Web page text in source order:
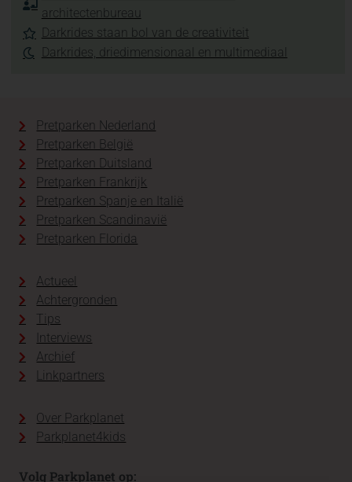
architectenbureau
Darkrides staan bol van de creativiteit
Darkrides, driedimensionaal en multimediaal
Pretparken Nederland
Pretparken België
Pretparken Duitsland
Pretparken Frankrijk
Pretparken Spanje en Italië
Pretparken Scandinavië
Pretparken Florida
Actueel
Achtergronden
Tips
Interviews
Archief
Linkpartners
Over Parkplanet
Parkplanet4kids
Volg Parkplanet op: